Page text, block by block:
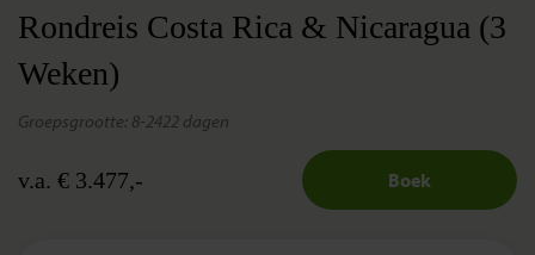
Rondreis Costa Rica & Nicaragua (3
Weken)
Boek
v.a. € 3.477,-
groepsgrootte: 8-24 22 dagen